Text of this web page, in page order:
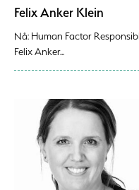
Felix Anker Klein
Nå: Human Factor
Felix Anker...